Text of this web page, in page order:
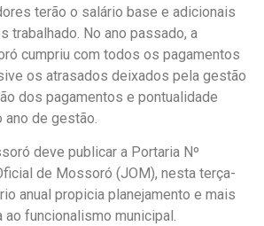
terão o salário base e adicionais
trabalhado. No ano passado, a
cumpriu com todos os pagamentos
os atrasados deixados pela gestão
dos pagamentos e pontualidade
de gestão.
deve publicar a Portaria Nº
de Mossoró (JOM), nesta terça-
anual propicia planejamento e mais
ao funcionalismo municipal.